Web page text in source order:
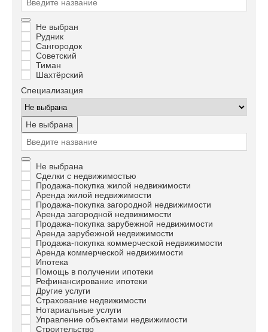
Не выбран
Рудник
Сангородок
Советский
Тиман
Шахтёрский
Специализация
Не выбрана
Не выбрана
Сделки с недвижимостью
Продажа-покупка жилой недвижимости
Аренда жилой недвижимости
Продажа-покупка загородной недвижимости
Аренда загородной недвижимости
Продажа-покупка зарубежной недвижимости
Аренда зарубежной недвижимости
Продажа-покупка коммерческой недвижимости
Аренда коммерческой недвижимости
Ипотека
Помощь в получении ипотеки
Рефинансирование ипотеки
Другие услуги
Страхование недвижимости
Нотариальные услуги
Управление объектами недвижимости
Строительство